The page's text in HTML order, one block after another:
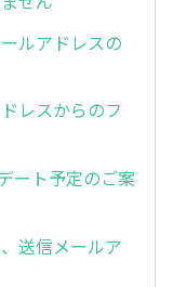
ルアドレスの
レスからのフ
ート予定のご案
送信メールア